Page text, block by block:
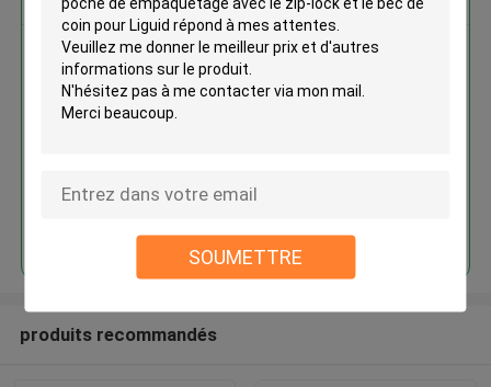
SOUMETTRE
L'impression faite sur
commande tiennent la poche de
produits recommandés